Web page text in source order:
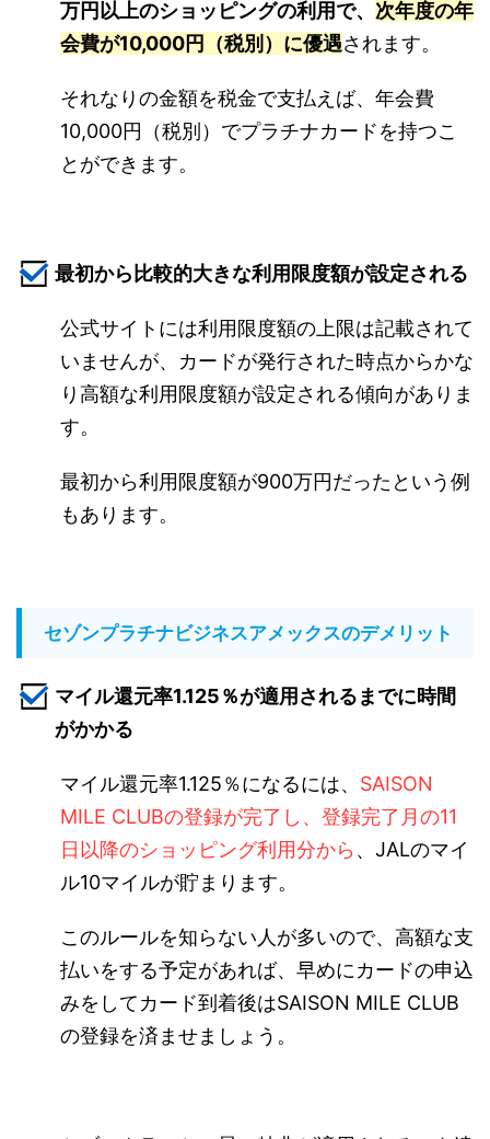
万円以上のショッピングの利用で、 次年度の年
会費が10,000円（税別）に優遇されます。
それなりの金額を税金で支払えば、年会費
10,000円（税別）でプラチナカードを持つこ
とができます。
最初から比較的大きな利用限度額が設定される
公式サイトには利用限度額の上限は記載されて
いませんが、カードが発行された時点からかな
り高額な利用限度額が設定される傾向がありま
す。
最初から利用限度額が900万円だったという例
もあります。
セゾンプラチナビジネスアメックスのデメリット
マイル還元率1.125％が適用されるまでに時間
がかかる
マイル還元率1.125％になるには、 SAISON
MILE CLUBの登録が完了し、登録完了月の11
日以降のショッピング利用分から 、JALのマイ
ル10マイルが貯まります。
このルールを知らない人が多いので、高額な支
払いをする予定があれば、早めにカードの申込
みをしてカード到着後はSAISON MILE CLUB
の登録を済ませましょう。